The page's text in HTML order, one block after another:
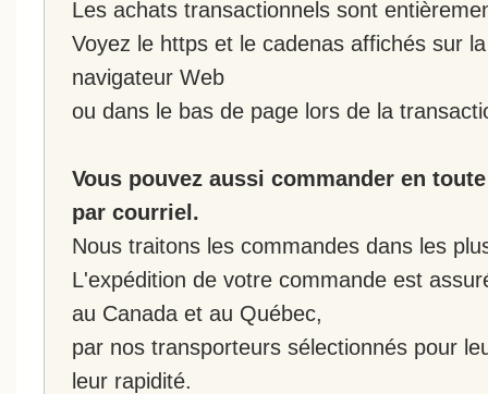
Les achats transactionnels sont
Voyez le https et le cadenas affichés sur
navigateur Web
ou dans le bas de page lors de la
Vous pouvez aussi commander en
par courriel.
Nous traitons les commandes dans les
L'expédition de votre commande est
au Canada et au Québec,
par nos transporteurs sélectionnés pour
leur rapidité.